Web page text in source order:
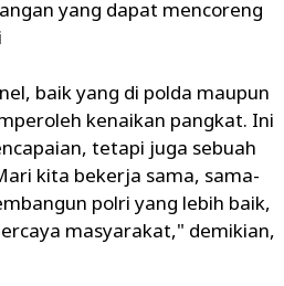
yang dapat mencoreng
baik yang di polda maupun
kenaikan pangkat. Ini
tetapi juga sebuah
kita bekerja sama, sama-
polri yang lebih baik,
masyarakat," demikian,